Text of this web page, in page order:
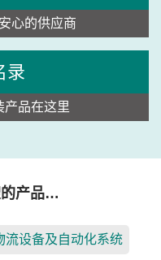
心的供应商
录
产品在这里
的产品…
流设备及自动化系统